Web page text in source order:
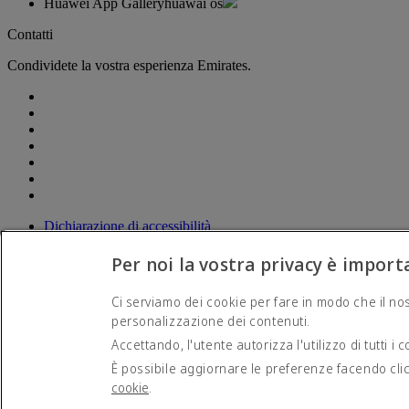
Huawei App Galleryhuawai os
Contatti
Condividete la vostra esperienza Emirates.
Dichiarazione di accessibilità
Norme sulla privacy
Termini e condizioni
Sicurezza informatica
Dichiarazione di trasparenza relativa alla legge sulla schiavitù
Mappa del sito
© 2026 The Emirates Group. Tutti i diritti riservati.
Per noi la vostra privacy è
Ci serviamo dei cookie per fare in modo che il
personalizzazione dei contenuti.
Accettando, l'utente autorizza l'utilizzo di tutti i
È possibile aggiornare le preferenze facendo
cookie.